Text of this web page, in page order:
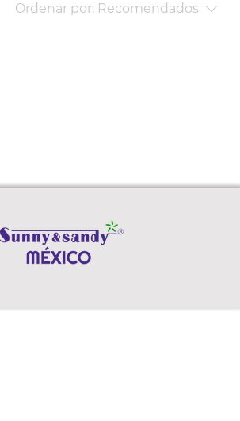
Ordenar por: Recomendados